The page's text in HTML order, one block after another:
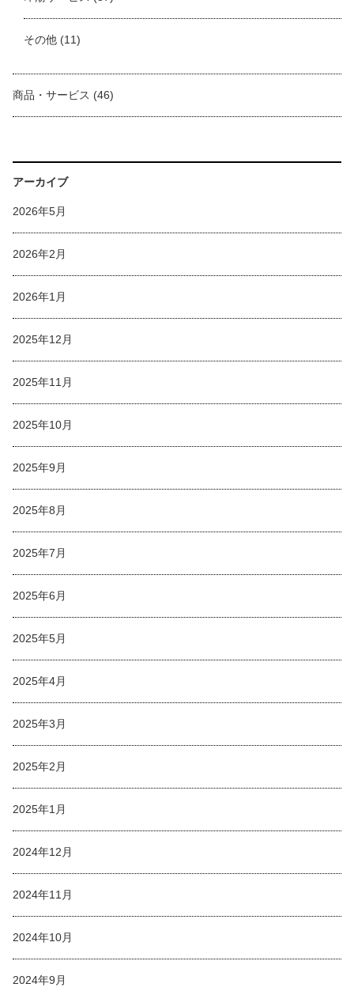
その他 (11)
商品・サービス (46)
アーカイブ
2026年5月
2026年2月
2026年1月
2025年12月
2025年11月
2025年10月
2025年9月
2025年8月
2025年7月
2025年6月
2025年5月
2025年4月
2025年3月
2025年2月
2025年1月
2024年12月
2024年11月
2024年10月
2024年9月